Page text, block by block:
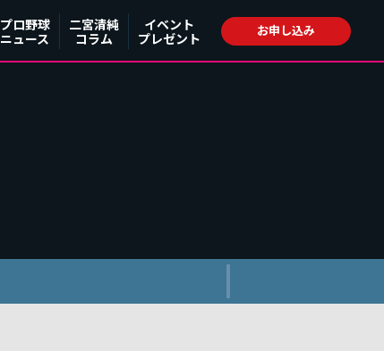
プロ野球
ニュース
二宮清純
コラム
イベント
プレゼント
お申し込み